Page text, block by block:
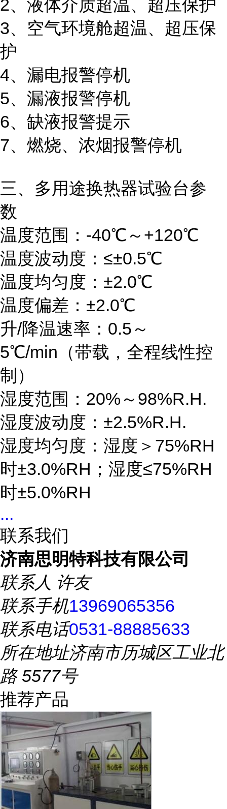
2、液体介质超温、超压保护
3、空气环境舱超温、超压保
护
4、漏电报警停机
5、漏液报警停机
6、缺液报警提示
7、燃烧、浓烟报警停机
三、多用途换热器试验台参
数
温度范围：-40℃～+120℃
温度波动度：≤±0.5℃
温度均匀度：±2.0℃
温度偏差：±2.0℃
升/降温速率：0.5～
5℃/min（带载，全程线性控
制）
湿度范围：20%～98%R.H.
湿度波动度：±2.5%R.H.
湿度均匀度：湿度＞75%RH
时±3.0%RH；湿度≤75%RH
时±5.0%RH
...
联系我们
济南思明特科技有限公司
联系人 许友
联系手机13969065356
联系电话0531-88885633
所在地址济南市历城区工业北
路 5577号
推荐产品